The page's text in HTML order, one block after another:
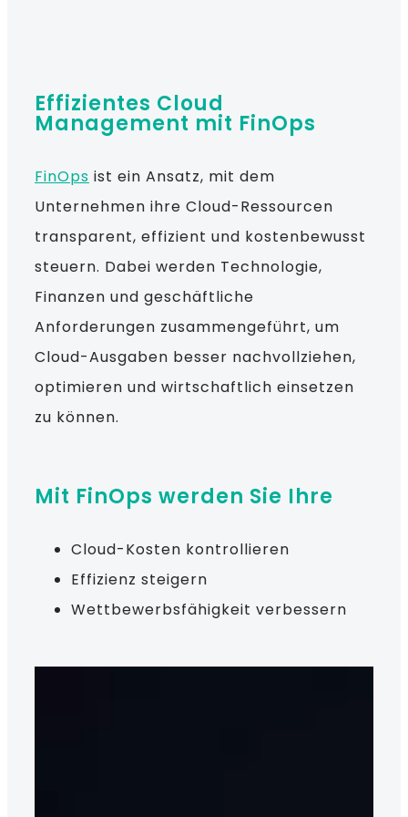
Effizientes Cloud
Management mit FinOps
FinOps ist ein Ansatz, mit dem
Unternehmen ihre Cloud-Ressourcen
transparent, effizient und kostenbewusst
steuern. Dabei werden Technologie,
Finanzen und geschäftliche
Anforderungen zusammengeführt, um
Cloud-Ausgaben besser nachvollziehen,
optimieren und wirtschaftlich einsetzen
zu können.
Mit FinOps werden Sie Ihre
Cloud-Kosten kontrollieren
Effizienz steigern
Wettbewerbsfähigkeit verbessern